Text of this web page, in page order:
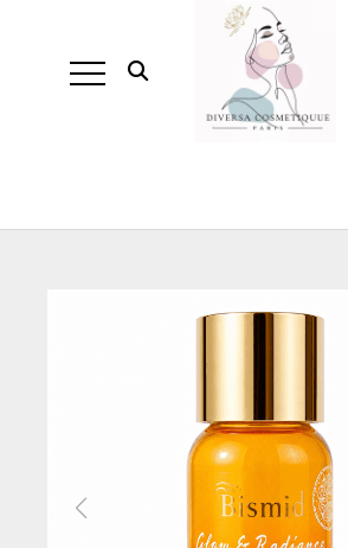
Ouvrir la recherche
Panneau de gestion des cookies